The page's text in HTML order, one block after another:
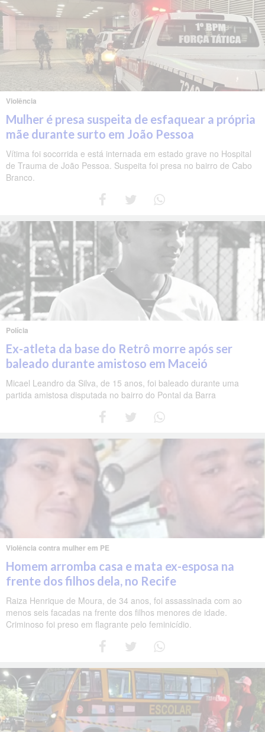
Violência
Mulher é presa suspeita de esfaquear a própria
mãe durante surto em João Pessoa
Vítima foi socorrida e está internada em estado grave no Hospital
de Trauma de João Pessoa. Suspeita foi presa no bairro de Cabo
Branco.
Polícia
Ex-atleta da base do Retrô morre após ser
baleado durante amistoso em Maceió
Micael Leandro da Silva, de 15 anos, foi baleado durante uma
partida amistosa disputada no bairro do Pontal da Barra
Violência contra mulher em PE
Homem arromba casa e mata ex-esposa na
frente dos filhos dela, no Recife
Raiza Henrique de Moura, de 34 anos, foi assassinada com ao
menos seis facadas na frente dos filhos menores de idade.
Criminoso foi preso em flagrante pelo feminicídio.